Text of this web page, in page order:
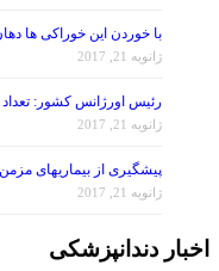
با خوردن این خوراکی ها
ژانویه 21, 2017
رئیس اورژانس کشور: تعداد
ژانویه 21, 2017
پیشگیری از بیماریهای
ژانویه 21, 2017
اخبار دندانپزشکی